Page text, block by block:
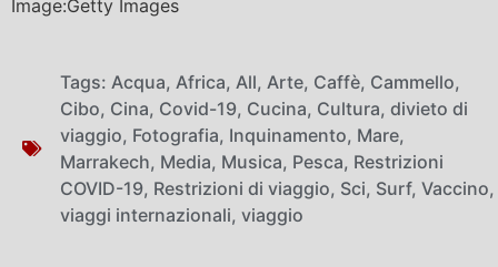
Image:Getty Images
Tags: Acqua, Africa, All, Arte, Caffè, Cammello,
Cibo, Cina, Covid-19, Cucina, Cultura, divieto di
viaggio, Fotografia, Inquinamento, Mare,
Marrakech, Media, Musica, Pesca, Restrizioni
COVID-19, Restrizioni di viaggio, Sci, Surf, Vaccino,
viaggi internazionali, viaggio